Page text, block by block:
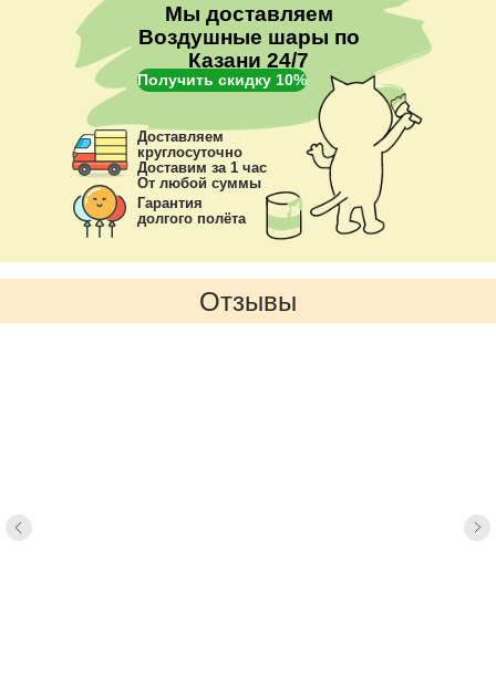
Мы доставляем
Воздушные шары по
Казани 24/7
Получить скидку 10%
Доставляем
круглосуточно
Доставим за 1 час
От любой суммы
Гарантия
долгого полёта
Отзывы